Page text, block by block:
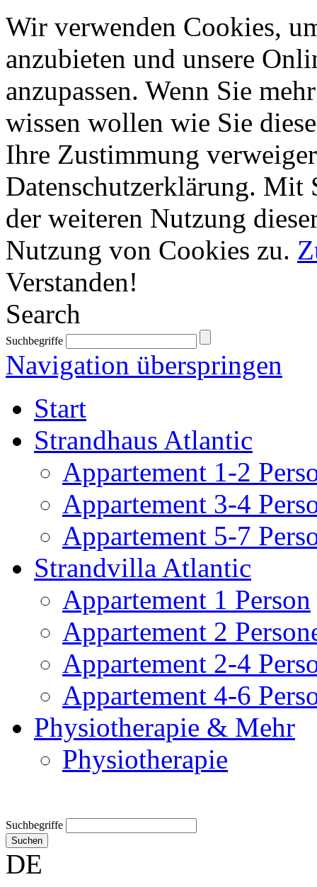
Wir verwenden Cookies,
anzubieten und unsere
anzupassen. Wenn Sie
wissen wollen wie Sie
Ihre Zustimmung
Datenschutzerklärung. Mit
der weiteren Nutzung
Nutzung von Cookies zu.
Verstanden!
Search
Suchbegriffe
Navigation überspringen
Start
Strandhaus Atlantic
Appartement 1-2
Appartement 3-4
Appartement 5-7
Strandvilla Atlantic
Appartement 1 Person
Appartement 2
Appartement 2-4
Appartement 4-6
Physiotherapie & Mehr
Physiotherapie
Suchbegriffe
Suchen
DE